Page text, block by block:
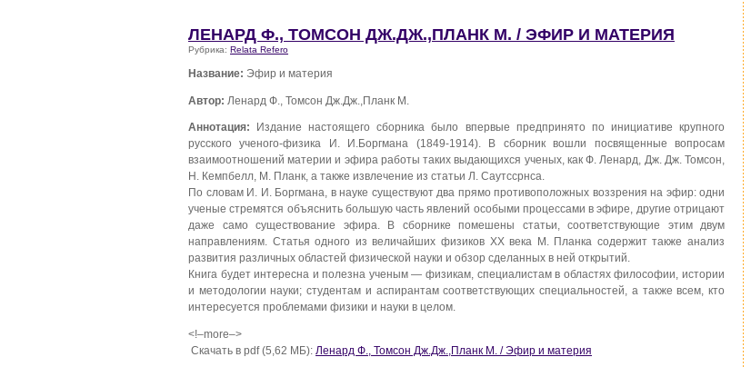
ЛЕНАРД Ф., ТОМСОН ДЖ.ДЖ.,ПЛАНК М. / ЭФИР И МАТЕРИЯ
Рубрика: Relata Refero
Название: Эфир и материя
Автор: Ленард Ф., Томсон Дж.Дж.,Планк М.
Аннотация:
Издание настоящего сборника было впервые предпринято по инициативе крупного
русского ученого-физика И. И.Боргмана (1849-1914). В сборник вошли посвященные вопросам
взаимоотношений материи и эфира работы таких выдающихся ученых, как Ф. Ленард, Дж. Дж. Томсон,
Н. Кемпбелл, М. Планк, а также извлечение из статьи Л. Саутссрнса.
По словам И. И. Боргмана, в науке существуют два прямо противоположных воззрения на эфир: одни
ученые стремятся объяснить большую часть явлений особыми процессами в эфире, другие отрицают
даже само существование эфира. В сборнике помешены статьи, соответствующие этим двум
направлениям. Статья одного из величайших физиков XX века М. Планка содержит также анализ
развития различных областей физической науки и обзор сделанных в ней открытий.
Книга будет интересна и полезна ученым — физикам, специалистам в областях философии, истории
и методологии науки; студентам и аспирантам соответствующих специальностей, а также всем, кто
интересуется проблемами физики и науки в целом.
<!–more–>
Скачать в pdf (5,62 МБ): Ленард Ф., Томсон Дж.Дж.,Планк М. / Эфир и материя